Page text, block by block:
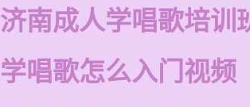
济南成人学唱歌培训
学唱歌怎么入门视频